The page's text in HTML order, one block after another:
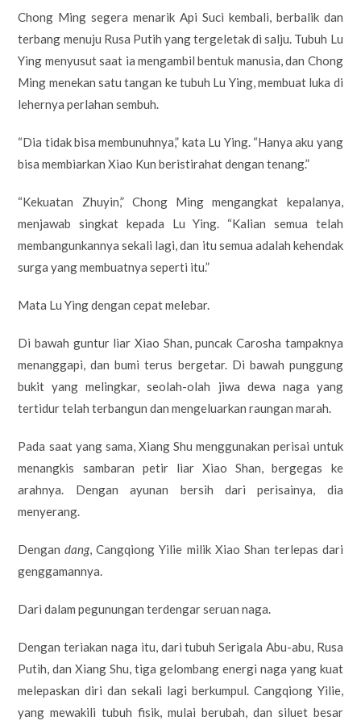
Chong Ming segera menarik Api Suci kembali, berbalik dan
terbang menuju Rusa Putih yang tergeletak di salju. Tubuh Lu
Ying menyusut saat ia mengambil bentuk manusia, dan Chong
Ming menekan satu tangan ke tubuh Lu Ying, membuat luka di
lehernya perlahan sembuh.
“Dia tidak bisa membunuhnya,” kata Lu Ying. “Hanya aku yang
bisa membiarkan Xiao Kun beristirahat dengan tenang.”
“Kekuatan Zhuyin,” Chong Ming mengangkat kepalanya,
menjawab singkat kepada Lu Ying. “Kalian semua telah
membangunkannya sekali lagi, dan itu semua adalah kehendak
surga yang membuatnya seperti itu.”
Mata Lu Ying dengan cepat melebar.
Di bawah guntur liar Xiao Shan, puncak Carosha tampaknya
menanggapi, dan bumi terus bergetar. Di bawah punggung
bukit yang melingkar, seolah-olah jiwa dewa naga yang
tertidur telah terbangun dan mengeluarkan raungan marah.
Pada saat yang sama, Xiang Shu menggunakan perisai untuk
menangkis sambaran petir liar Xiao Shan, bergegas ke
arahnya. Dengan ayunan bersih dari perisainya, dia
menyerang.
Dengandang, Cangqiong Yilie milik Xiao Shan terlepas dari
genggamannya.
Dari dalam pegunungan terdengar seruan naga.
Dengan teriakan naga itu, dari tubuh Serigala Abu-abu, Rusa
Putih, dan Xiang Shu, tiga gelombang energi naga yang kuat
melepaskan diri dan sekali lagi berkumpul. Cangqiong Yilie,
yang mewakili tubuh fisik, mulai berubah, dan siluet besar